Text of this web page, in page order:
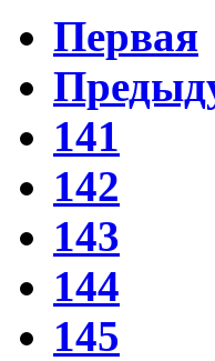
Первая
141
142
143
144
145